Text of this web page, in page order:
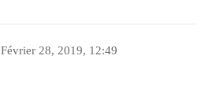
Février 28, 2019, 12:49